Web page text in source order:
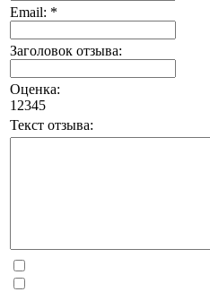
Email: *
Заголовок отзыва:
Оценка:
1 2345
Текст отзыва: